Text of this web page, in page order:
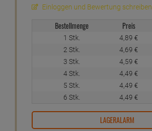
Einloggen und Bewertung schreiben
Bestellmenge Preis
1 Stk. 4, 89 €
2 Stk.
4, 69 €
3 Stk.
4, 59 €
4 Stk.
4,49 €
5 Stk.
4,49 €
6 Stk.
4,49 €
LAGERALARM